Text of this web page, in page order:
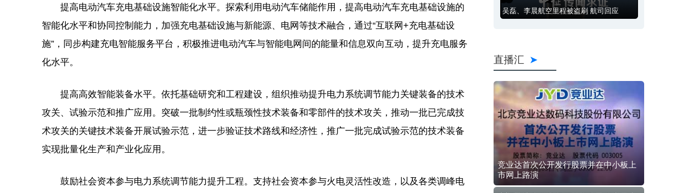
提高电动汽车充电基础设施智能化水平。探索利用电动汽车储能作用，提高电动汽车充电基础设施的
智能化水平和协同控制能力，加强充电基础设施与新能源、电网等技术融合，通过“互联网+充电基础设
施”，同步构建充电智能服务平台，积极推进电动汽车与智能电网间的能量和信息双向互动，提升充电服务
化水平。
提高高效智能装备水平。依托基础研究和工程建设，组织推动提升电力系统调节能力关键装备的技术
攻关、试验示范和推广应用。突破一批制约性或瓶颈性技术装备和零部件的技术攻关，推动一批已完成技
术攻关的关键技术装备开展试验示范，进一步验证技术路线和经济性，推广一批完成试验示范的技术装备
实现批量化生产和产业化应用。
鼓励社会资本参与电力系统调节能力提升工程。支持社会资本参与火电灵活性改造，以及各类调峰电
吴磊、李晨航空里程被盗刷 航司回应
直播汇
竞业达首次公开发行股票并在中小板上
市网上路演